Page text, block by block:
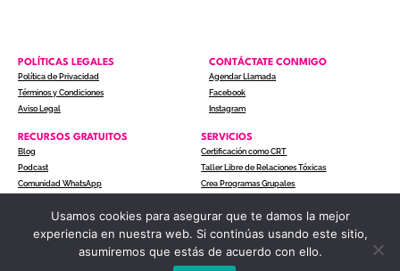
POLÍTICAS LEGALES
Política de Privacidad
Términos y Condiciones
Aviso Legal
CONTÁCTATE CONMIGO
Agendar Llamada
Facebook
Instagram
RECURSOS GRATUITOS
Blog
Podcast
Comunidad WhatsApp
SERVICIOS
Certificación como CRT
Taller Libre de Relaciones Tóxicas
Crea Programas Grupales
COPYRIGHT © 2024 ACTITUD A UN CLIC. TODOS LOS
DERECHOS RESERVADOS.
Usamos cookies para asegurar que te damos la mejor
experiencia en nuestra web. Si continúas usando este sitio,
asumiremos que estás de acuerdo con ello.